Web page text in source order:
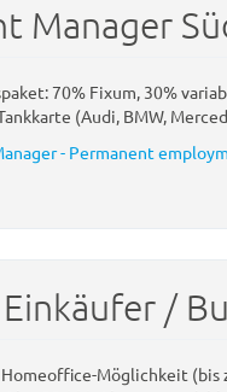
Manager
70% Fixum, 30%
(Audi, BMW,
- Permanent
/
Möglichkeit (bis